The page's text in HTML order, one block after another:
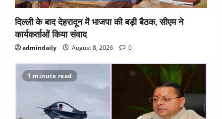
दिल्ली के बाद देहरादून में भाजपा की बड़ी बैठक, सीएम ने
कार्यकर्ताओं किया संवाद
admindaily August 8, 2026 0
1 minute read